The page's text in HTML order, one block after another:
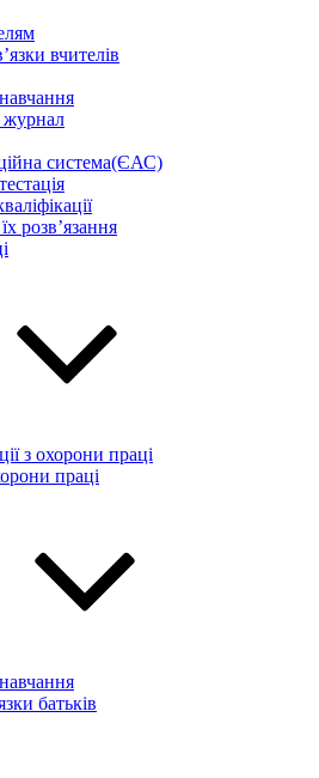
вчителів
система(ЄАС)
розв’язання
з охорони праці
праці
батьків